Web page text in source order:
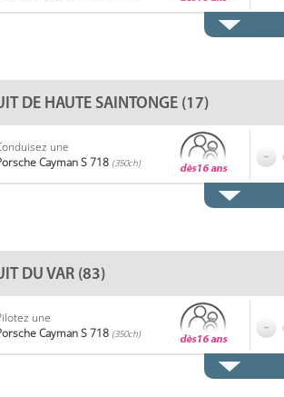
DE HAUTE SAINTONGE (17)
une
Cayman S 718 (350ch)
DU VAR (83)
une
Cayman S 718 (350ch)